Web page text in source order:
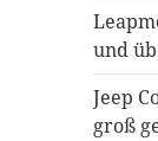
und
Jeep
groß